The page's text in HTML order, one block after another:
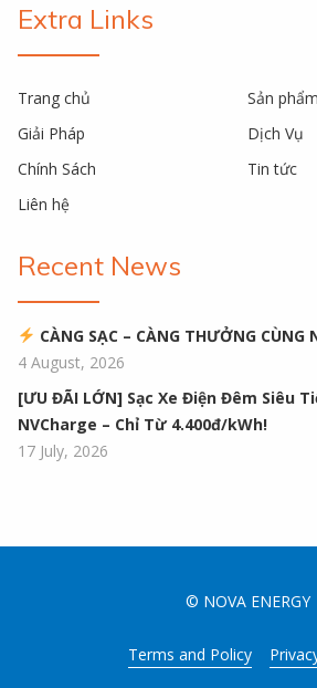
Extra Links
Trang chủ
Sản phẩm
Giải Pháp
Dịch Vụ
Chính Sách
Tin tức
Liên hệ
Recent News
CÀNG SẠC – CÀNG THƯỞNG CÙNG
4 August, 2026
[ƯU ĐÃI LỚN] Sạc Xe Điện Đêm Siêu
NVCharge – Chỉ Từ 4.400đ/kWh!
17 July, 2026
© NOVA ENERGY
Terms and Policy